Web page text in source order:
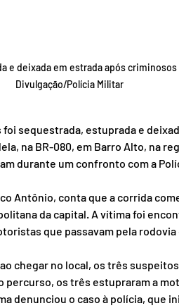
e deixada em estrada após
Divulgação/Polícia Militar
sequestrada, estuprada e
na BR-080, em Barro Alto, na
durante um confronto com a
Antônio, conta que a corrida
da capital. A vítima foi
que passavam pela
chegar no local, os três
percurso, os três estupraram a
denunciou o caso à polícia, que